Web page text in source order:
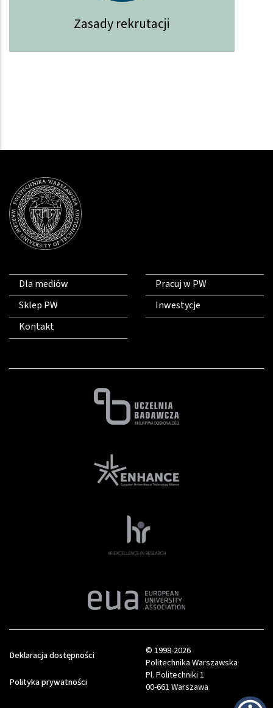
Zasady rekrutacji
Dla mediów
Sklep PW
Kontakt
Pracuj w PW
Inwestycje
© 1998-2026
Politechnika Warszawska
Pl. Politechniki 1
00-661 Warszawa
Deklaracja dostępności
Polityka prywatności